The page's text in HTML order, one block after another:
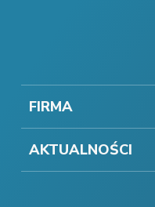
FIRMA
AKTUALNOŚCI